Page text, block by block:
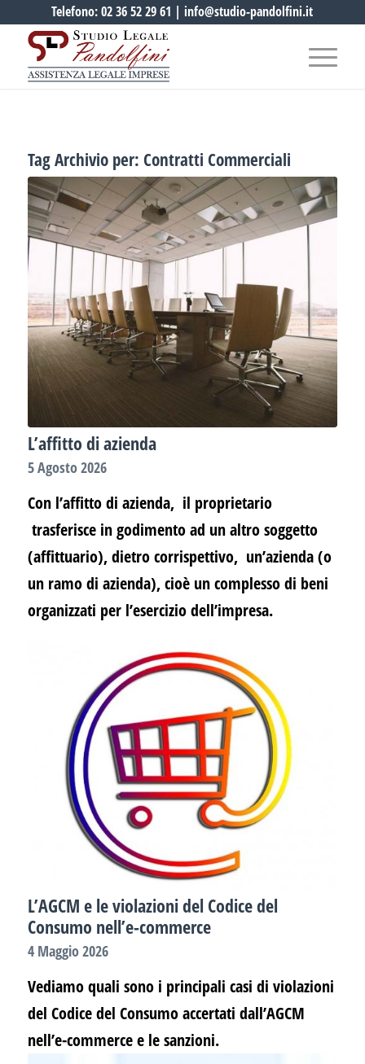
Telefono:02 36 52 29 61 | info@studio-pandolfini.it
Tag Archivio per: Contratti Commerciali
L’affitto di azienda
5 Agosto 2026
Con l’affitto di azienda, il proprietario
trasferisce in godimento ad un altro soggetto
(affittuario), dietro corrispettivo, un’azienda (o
un ramo di azienda), cioè un complesso di beni
organizzati per l’esercizio dell’impresa.
L’AGCM e le violazioni del Codice del
Consumo nell’e-commerce
4 Maggio 2026
Vediamo quali sono i principali casi di violazioni
del Codice del Consumo accertati dall’AGCM
nell’e-commerce e le sanzioni.